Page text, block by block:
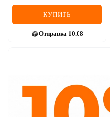
КУПИТЬ
Отправка 10.08